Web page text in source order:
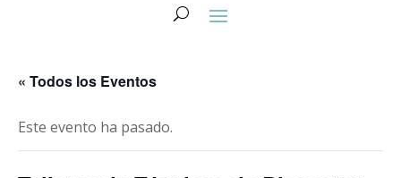
« Todos los Eventos
Este evento ha pasado.